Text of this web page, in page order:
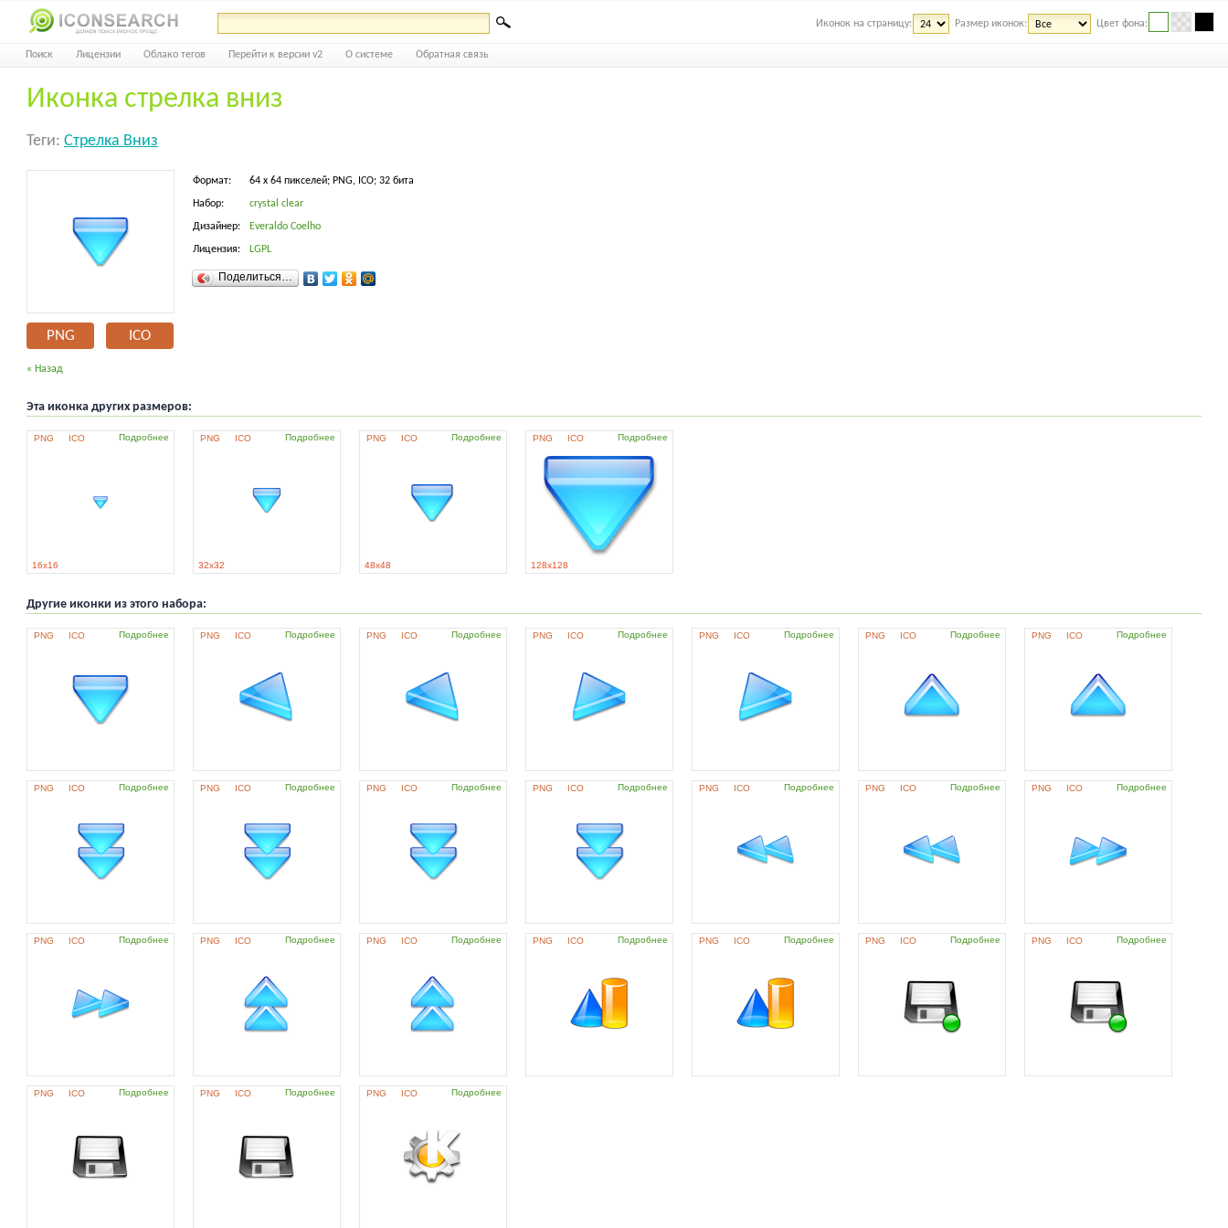
Иконок на страницу: Размер иконок: Цвет фона:
Поиск Лицензии Облако тегов Перейти к версии v2 О системе Обратная связь
Иконка стрелка вниз
Теги: Стрелка Вниз
PNG ICO
Формат: 64 x 64 пикселей; PNG, ICO; 32 бита
Набор: crystal clear
Дизайнер: Everaldo Coelho
Лицензия: LGPL
Поделиться…
« Назад
Эта иконка других размеров:
PNG ICO Подробнее
16x16
PNG ICO Подробнее
32x32
PNG ICO Подробнее
48x48
PNG ICO Подробнее
128x128
Другие иконки из этого набора:
PNG ICO Подробнее PNG ICO Подробнее PNG ICO Подробнее PNG ICO Подробнее PNG ICO Подробнее PNG ICO Подробнее PNG ICO Подробнее
PNG ICO Подробнее PNG ICO Подробнее PNG ICO Подробнее PNG ICO Подробнее PNG ICO Подробнее PNG ICO Подробнее PNG ICO Подробнее
PNG ICO Подробнее PNG ICO Подробнее PNG ICO Подробнее PNG ICO Подробнее PNG ICO Подробнее PNG ICO Подробнее PNG ICO Подробнее
PNG ICO Подробнее PNG ICO Подробнее PNG ICO Подробнее